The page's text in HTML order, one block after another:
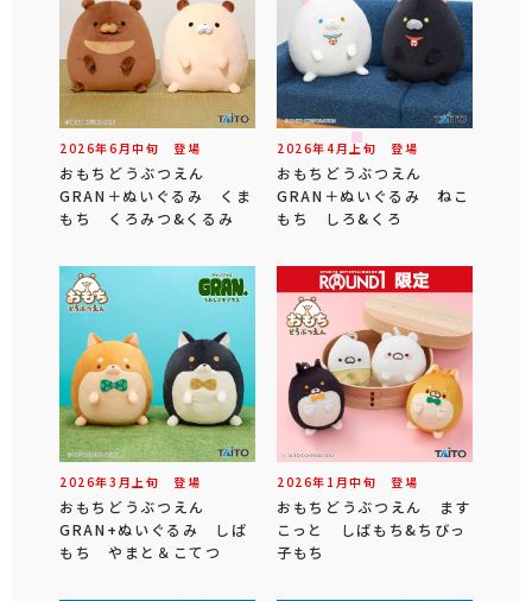
2026年6 月中旬 登場
おもちどうぶつえん
GRAN＋ぬいぐるみ くま
もち くろみつ&くるみ
2026年4 月 上旬 登場
おもちどうぶつえん
GRAN＋ぬいぐるみ ねこ
もち しろ&くろ
2026年3 月 上旬 登場
おもちどうぶつえん
GRAN+ぬいぐるみ しば
もち やまと＆こてつ
2026年 1 月中旬 登場
おもちどうぶつえん ます
こっと しばもち&ちびっ
子もち